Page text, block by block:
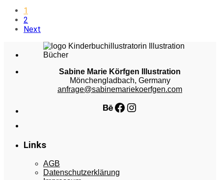
1
2
Next
Sabine Marie Körfgen Illustration
Mönchengladbach, Germany
anfrage@sabinemariekoerfgen.com
Behance
Facebook
Instagram
Links
AGB
Datenschutzerklärung